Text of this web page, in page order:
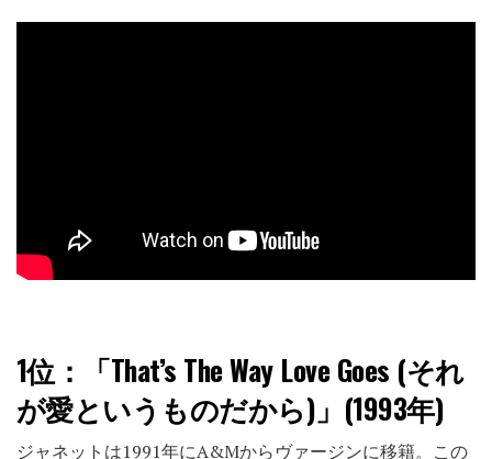
1位：
「That’s The Way Love Goes (それ
が愛というものだから)」(1993年)
ジャネットは1991年にA&Mからヴァージンに移籍。この